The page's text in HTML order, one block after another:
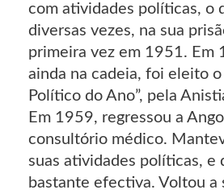
com atividades políticas, o
diversas vezes, na sua
primeira vez em 1951. Em
ainda na cadeia, foi eleito
Político do Ano”, pela
Em 1959, regressou a
consultório médico.
suas atividades políticas, e
bastante efectiva. Voltou a